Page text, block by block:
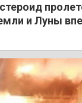
и Луны